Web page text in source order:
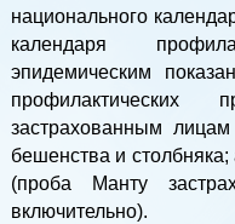
национального
календаря
эпидемическим
профилактических
застрахованным
бешенства и столбняка;
(проба Манту
включительно).